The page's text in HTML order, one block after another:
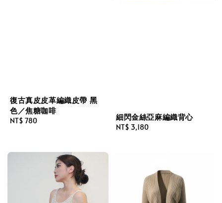
復古真皮皮革編織皮帶 黑
色／焦糖咖啡
Regular
NT$ 780 細閃金絲亞麻編織背心
Regular
NT$ 3,180